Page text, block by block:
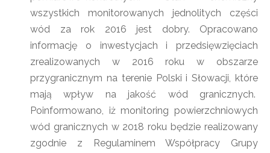
wszystkich monitorowanych jednolitych części
wód za rok 2016 jest dobry. Opracowano
informację o inwestycjach i przedsięwzięciach
zrealizowanych w 2016 roku w obszarze
przygranicznym na terenie Polski i Słowacji, które
mają wpływ na jakość wód granicznych.
Poinformowano, iż monitoring powierzchniowych
wód granicznych w 2018 roku będzie realizowany
zgodnie z Regulaminem Współpracy Grupy